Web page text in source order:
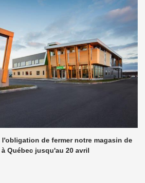
l'obligation de fermer notre magasin de
Québec jusqu'au 20 avril